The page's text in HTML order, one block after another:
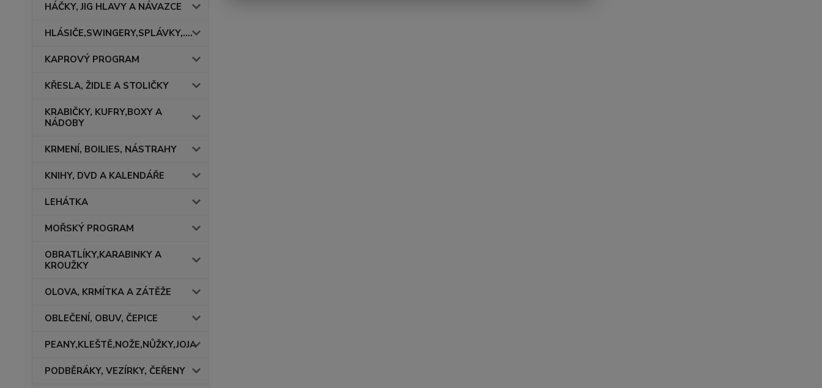
HÁČKY, JIG HLAVY A NÁVAZCE
HLÁSIČE,SWINGERY,SPLÁVKY,....
KAPROVÝ PROGRAM
KŘESLA, ŽIDLE A STOLIČKY
KRABIČKY, KUFRY,BOXY A
NÁDOBY
KRMENÍ, BOILIES, NÁSTRAHY
KNIHY, DVD A KALENDÁŘE
LEHÁTKA
MOŘSKÝ PROGRAM
OBRATLÍKY,KARABINKY A
KROUŽKY
OLOVA, KRMÍTKA A ZÁTĚŽE
OBLEČENÍ, OBUV, ČEPICE
PEANY,KLEŠTĚ,NOŽE,NŮŽKY,JOJA
PODBĚRÁKY, VEZÍRKY, ČEŘENY